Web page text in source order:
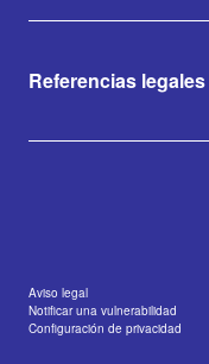
Referencias legales
Aviso legal
Notificar una vulnerabilidad
Configuración de privacidad